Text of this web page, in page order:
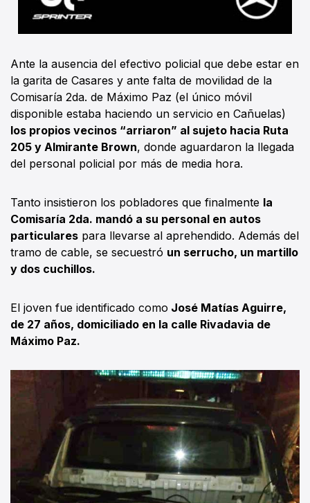
Ante la ausencia del efectivo policial que debe estar en
la garita de Casares y ante falta de movilidad de la
Comisaría 2da. de Máximo Paz (el único móvil
disponible estaba haciendo un servicio en Cañuelas)
los propios vecinos “arriaron” al sujeto hacia Ruta
205 y Almirante Brown, donde aguardaron la llegada
del personal policial por más de media hora.
Tanto insistieron los pobladores que finalmente la
Comisaría 2da. mandó a su personal en autos
particulares para llevarse al aprehendido. Además del
tramo de cable, se secuestró un serrucho, un martillo
y dos cuchillos.
El joven fue identificado como José Matías Aguirre,
de 27 años, domiciliado en la calle Rivadavia de
Máximo Paz.